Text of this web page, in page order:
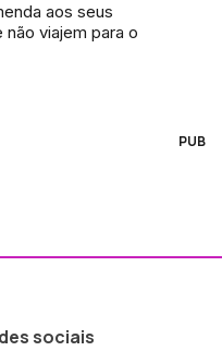
aos seus
viajem para o
PUB
sociais